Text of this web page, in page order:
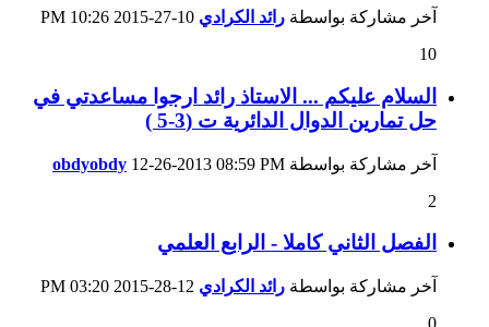
آخر مشاركة بواسطة رائد الكرادي
10:26 PM
10
السلام عليكم ... الاستاذ رائد ارجوا مساعدتي في
حل تمارين الدوال الدائرية ت (3-5 )
آخر مشاركة بواسطة obdyobdy 12-26-2013 08:59 PM
2
الفصل الثاني كاملا - الرابع العلمي
آخر مشاركة بواسطة رائد الكرادي
03:20 PM
0